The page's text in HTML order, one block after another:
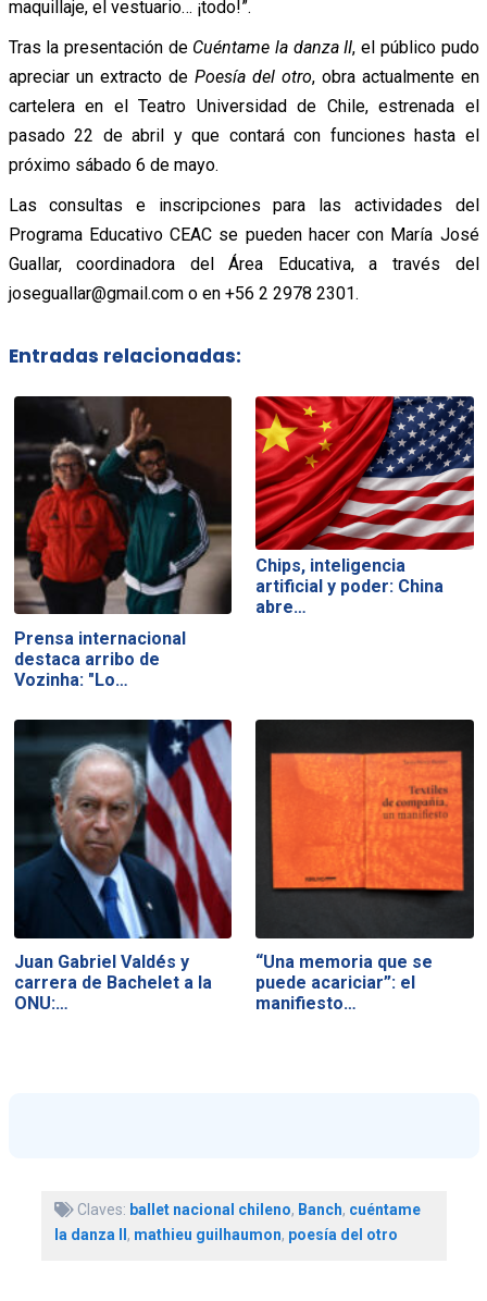
maquillaje, el vestuario… ¡todo!”.
Tras la presentación de Cuéntame la danza II, el público pudo
apreciar un extracto de Poesía del otro, obra actualmente en
cartelera en el Teatro Universidad de Chile, estrenada el
pasado 22 de abril y que contará con funciones hasta el
próximo sábado 6 de mayo.
Las consultas e inscripciones para las actividades del
Programa Educativo CEAC se pueden hacer con María José
Guallar, coordinadora del Área Educativa, a través del
joseguallar@gmail.com o en +56 2 2978 2301.
Entradas relacionadas:
Prensa internacional
destaca arribo de
Vozinha: "Lo…
Chips, inteligencia
artificial y poder: China
abre…
Juan Gabriel Valdés y
carrera de Bachelet a la
ONU:…
“Una memoria que se
puede acariciar”: el
manifiesto…
Claves: ballet nacional chileno, Banch, cuéntame
la danza II, mathieu guilhaumon, poesía del otro